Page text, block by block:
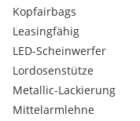
Kopfairbags
Leasingfähig
LED-Scheinwerfer
Lordosenstütze
Metallic-Lackierung
Mittelarmlehne